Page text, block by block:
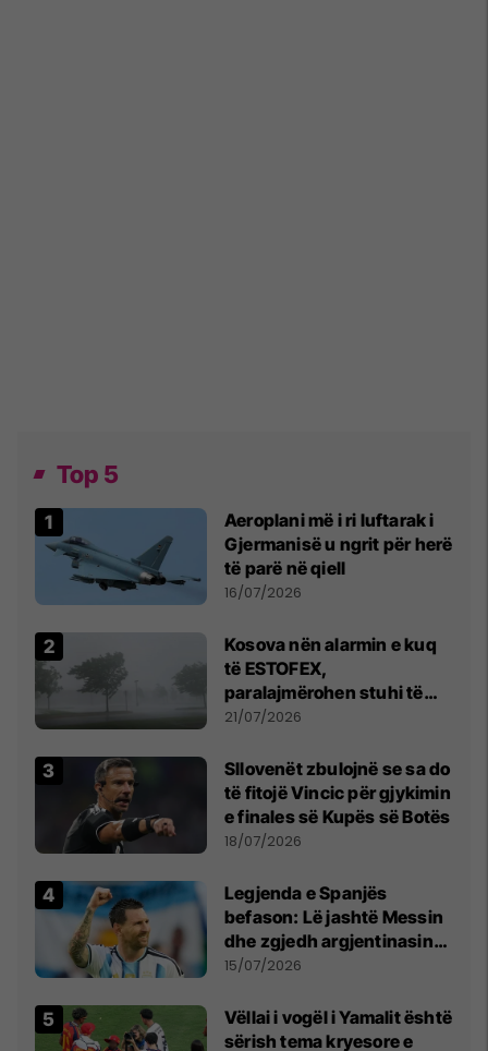
Top 5
Aeroplani më i ri luftarak i
Gjermanisë u ngrit për herë
të parë në qiell
16/07/2026
Kosova nën alarmin e kuq
të ESTOFEX,
paralajmërohen stuhi të
fuqishme me breshër dhe
21/07/2026
Sllovenët zbulojnë se sa do
të fitojë Vincic për gjykimin
e finales së Kupës së Botës
18/07/2026
Legjenda e Spanjës
befason: Lë jashtë Messin
dhe zgjedh argjentinasin
më të mirë në botë
15/07/2026
Vëllai i vogël i Yamalit është
sërish tema kryesore e